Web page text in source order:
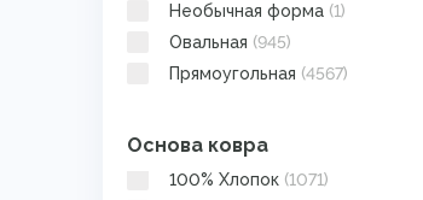
Необычная форма (1)
Овальная (945)
Прямоугольная (4567)
Основа ковра
100% Хлопок (1071)